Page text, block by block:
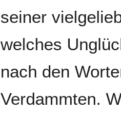
seiner
welches
nach den
Verdammten.